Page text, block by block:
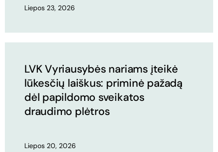
Liepos 23, 2026
LVK Vyriausybės nariams įteikė
lūkesčių laiškus: priminė pažadą
dėl papildomo sveikatos
draudimo plėtros
Liepos 20, 2026